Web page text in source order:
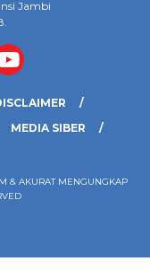
Jambi
MEDIA SIBER
& AKURAT MENGUNGKAP